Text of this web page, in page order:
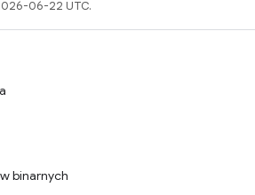
06-22 UTC.
binarnych